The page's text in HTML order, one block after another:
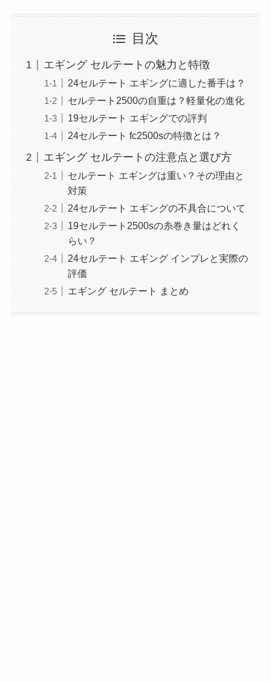
目次
エギング セルテートの魅力と特徴
24セルテート エギングに適した番手は？
セルテート2500の自重は？軽量化の進化
19セルテート エギングでの評判
24セルテート fc2500sの特徴とは？
エギング セルテートの注意点と選び方
セルテート エギングは重い？その理由と
対策
24セルテート エギングの不具合について
19セルテート2500sの糸巻き量はどれく
らい？
24セルテート エギング インプレと実際の
評価
エギング セルテート まとめ